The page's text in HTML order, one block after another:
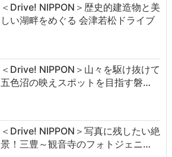
＜Drive! NIPPON＞歴史的建造物と美
しい湖畔をめぐる 会津若松ドライブ
＜Drive! NIPPON＞山々を駆け抜けて
五色沼の映えスポットを目指す磐…
＜Drive! NIPPON＞写真に残したい絶
景！三豊～観音寺のフォトジェニ…